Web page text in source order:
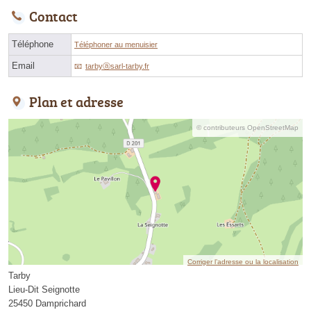
Contact
Téléphone Téléphoner au menuisier
Email tarbyⓐsarl-tarby.fr
Plan et adresse
© contributeurs OpenStreetMap
Corriger l’adresse ou la localisation
Tarby
Lieu-Dit Seignotte
25450 Damprichard